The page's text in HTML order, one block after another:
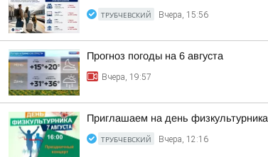
ТРУБЧЕВСКИЙ Вчера, 15:56
Прогноз погоды на 6 августа
Вчера, 19:57
Приглашаем на день физкультурника
ТРУБЧЕВСКИЙ Вчера, 12:16